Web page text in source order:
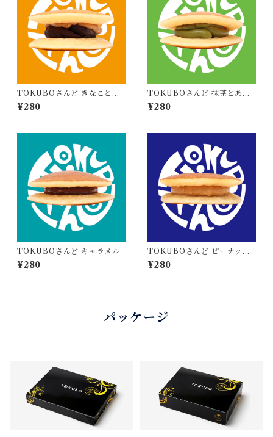
TOKUBOさんど きなことあ
んこときなこ
¥280
TOKUBOさんど 抹茶とあず
き
¥280
TOKUBOさんど キャラメル
¥280
TOKUBOさんど ピーナッツ
とピーナッツ
¥280
パッケージ